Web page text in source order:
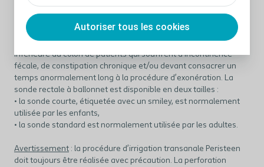
Autoriser tous les cookies
Indications: le système d’irrigation transanale Peristeen est
destiné à instiller de l’eau dans le côlon via une sonde rectale
dotée d’un ballonnet gonflable ; la sonde est insérée dans le
rectum pour favoriser l’évacuation des selles dans la partie
inférieure du côlon de patients qui souffrent d’incontinence
fécale, de constipation chronique et/ou devant consacrer un
temps anormalement long à la procédure d’exonération. La
sonde rectale à ballonnet est disponible en deux tailles :
• la sonde courte, étiquetée avec un smiley, est normalement
utilisée par les enfants,
• la sonde standard est normalement utilisée par les adultes.
Avertissement : la procédure d’irrigation transanale Peristeen
doit toujours être réalisée avec précaution. La perforation